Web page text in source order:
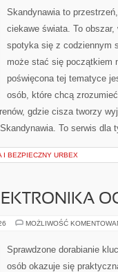
Skandynawia to
ciekawe świata. To
spotyka się z codziennym
może stać się początkiem
poświęcona tej tematyce
osób, które chcą
gdzie cisza tworzy
To serwis
I BEZPIECZNY URBEX
MOŻLIWOŚĆ
Sprawdzone dorabianie
osób okazuje się